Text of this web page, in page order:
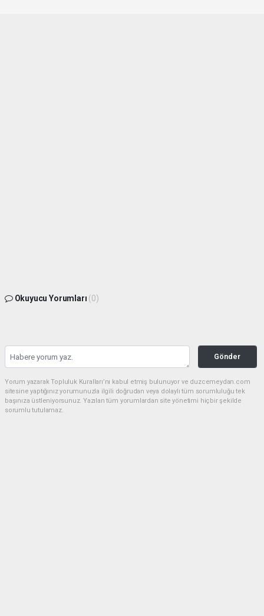
Okuyucu Yorumları (0)
Gönder
Yorum yazarak Topluluk Kuralları’nı kabul etmiş bulunuyor ve duzcemeydan.com
sitesine yaptığınız yorumunuzla ilgili doğrudan veya dolaylı tüm sorumluluğu tek
başınıza üstleniyorsunuz. Yazılan tüm yorumlardan site yönetimi hiçbir şekilde
sorumlu tutulamaz.